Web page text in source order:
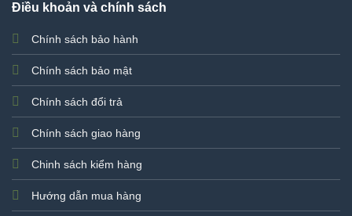
Điều khoản và chính sách
Chính sách bảo hành
Chính sách bảo mật
Chính sách đổi trả
Chính sách giao hàng
Chinh sách kiểm hàng
Hướng dẫn mua hàng